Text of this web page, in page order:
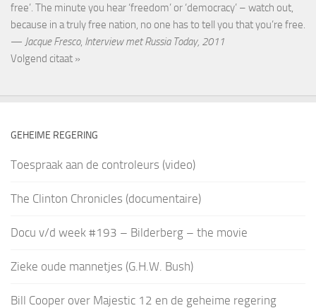
free’. The minute you hear ‘freedom’ or ‘democracy’ – watch out,
because in a truly free nation, no one has to tell you that you’re free.
— Jacque Fresco, Interview met Russia Today, 2011
Volgend citaat »
GEHEIME REGERING
Toespraak aan de controleurs (video)
The Clinton Chronicles (documentaire)
Docu v/d week #193 – Bilderberg – the movie
Zieke oude mannetjes (G.H.W. Bush)
Bill Cooper over Majestic 12 en de geheime regering